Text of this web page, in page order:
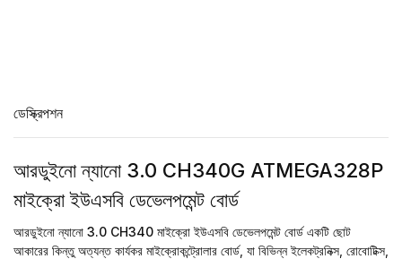
ডেস্ক্রিপশন
আরডুইনো ন্যানো 3.0 CH340G ATMEGA328P
মাইক্রো ইউএসবি ডেভেলপমেন্ট বোর্ড
আরডুইনো ন্যানো 3.0 CH340 মাইক্রো ইউএসবি ডেভেলপমেন্ট বোর্ডএকটি ছোট
আকারের কিন্তু অত্যন্ত কার্যকর মাইক্রোকন্ট্রোলার বোর্ড, যা বিভিন্ন ইলেকট্রনিক্স, রোবোটিক্স,